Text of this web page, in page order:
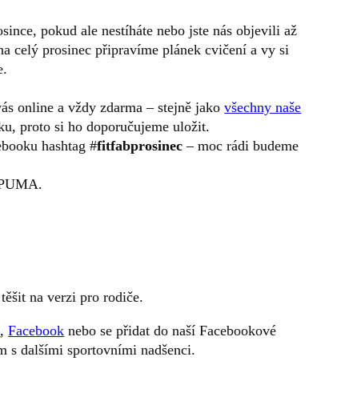
pokud ale nestíháte nebo jste nás objevili až
celý prosinec připravíme plánek cvičení a vy si
online a vždy zdarma – stejně jakovšechny naše
proto si ho doporučujeme uložit.
hashtag #fitfabprosinec – moc rádi budeme
na verzi pro rodiče.
,Facebook nebo se přidat do naší Facebookové
s dalšími sportovními nadšenci.